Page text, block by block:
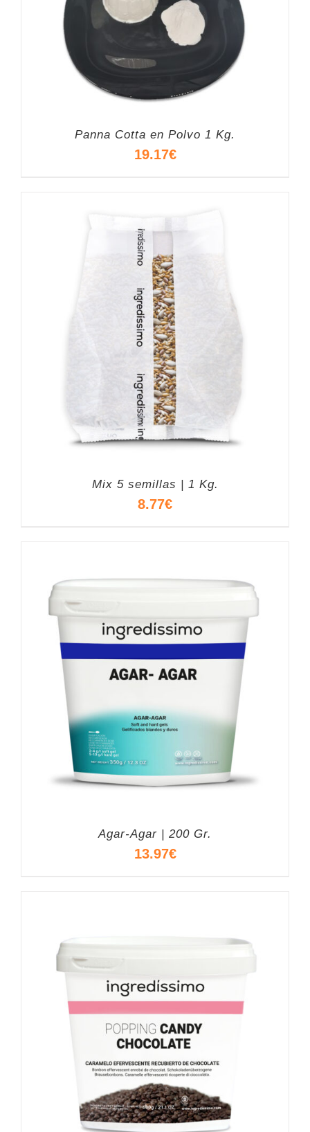
Panna Cotta en Polvo 1 Kg.
19.17€
Mix 5 semillas | 1 Kg.
8.77€
Agar-Agar | 200 Gr.
13.97€